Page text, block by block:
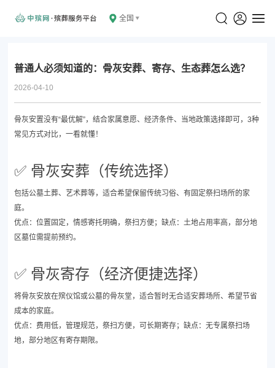
全国
普通人必须知道的：骨灰安葬、寄存、生态葬怎么选？
2026-04-10
骨灰安置没有“最优解”，结合家属意愿、经济条件、当地政策选择即可，3种
常见方式对比，一看就懂！
✅ 骨灰安葬（传统选择）
包括公墓土葬、艺术葬等，适合希望保留传统习俗、有固定祭扫场所的家
庭。
优点：位置固定，情感寄托明确，祭扫方便；缺点：土地占用率高，部分地
区墓位需提前预约。
✅ 骨灰寄存（经济便捷选择）
将骨灰安放在殡仪馆或公墓的骨灰堂，适合暂时无合适安葬场所、希望节省
成本的家庭。
优点：费用低，管理规范，祭扫方便，可长期寄存；缺点：无专属祭扫场
地，部分地区有寄存期限。